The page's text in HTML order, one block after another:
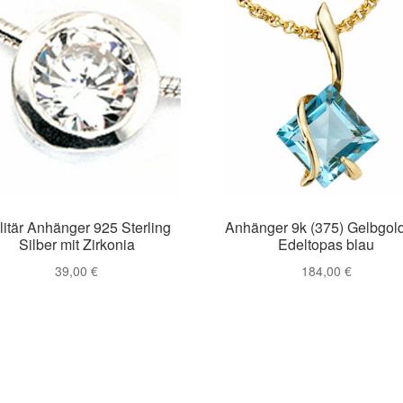
Anhänger 925 Sterling
Silber mit Zirkonia
39,00€
Anhänger 9k (375)
Edeltopas blau
184,00 €